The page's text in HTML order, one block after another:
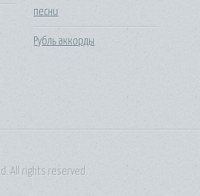
песни
Рубль аккорды
All rights reserved.